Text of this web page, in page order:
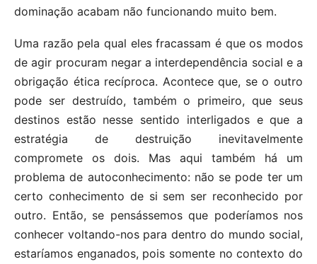
dominação acabam não funcionando muito bem.
Uma razão pela qual eles fracassam é que os modos
de agir procuram negar a interdependência social e a
obrigação ética recíproca. Acontece que, se o outro
pode ser destruído, também o primeiro, que seus
destinos estão nesse sentido interligados e que a
estratégia de destruição inevitavelmente
compromete os dois. Mas aqui também há um
problema de autoconhecimento: não se pode ter um
certo conhecimento de si sem ser reconhecido por
outro. Então, se pensássemos que poderíamos nos
conhecer voltando-nos para dentro do mundo social,
estaríamos enganados, pois somente no contexto do